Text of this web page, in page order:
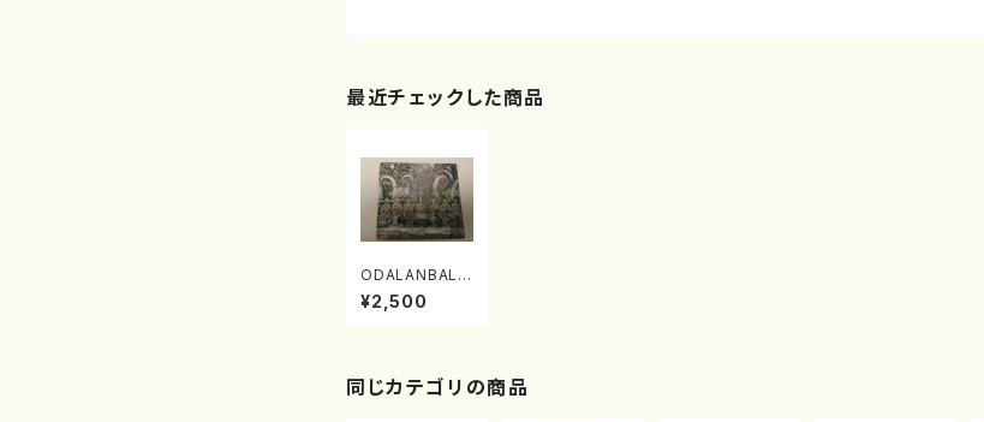
最近チェックした商品
ODALANBALI
(CD)
¥2,500
同じカテゴリの商品